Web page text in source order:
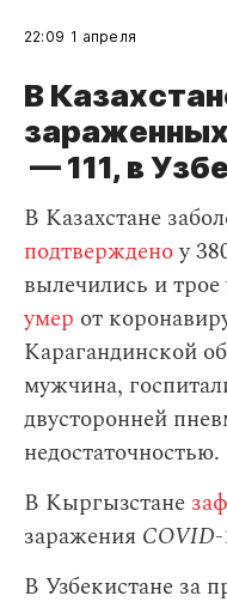
22:09 1 апреля
В
— 111, в
В Казахстане
подтвержденоу
вылечились и
умер от
Карагандинской
мужчина,
двусторонней
недостаточностью.
В Кыргызстане
заражения СOVID-
В Узбекистане за